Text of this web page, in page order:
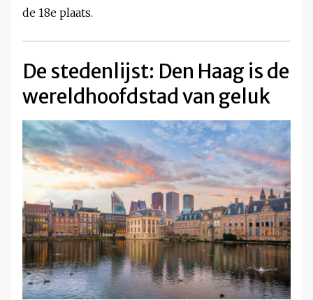
de 18e plaats.
De stedenlijst: Den Haag is de
wereldhoofdstad van geluk